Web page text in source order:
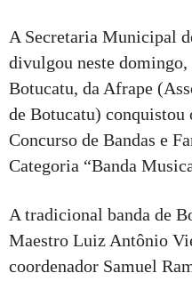
A Secretaria Municipal
divulgou neste
Botucatu, da Afrape
de Botucatu)
Concurso de Bandas e
Categoria “Banda
A tradicional banda de
Maestro Luiz Antônio
coordenador Samuel